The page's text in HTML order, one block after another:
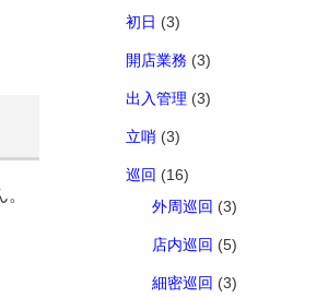
初日 (3)
開店業務 (3)
出入管理 (3)
立哨 (3)
巡回 (16)
外周巡回 (3)
店内巡回 (5)
細密巡回 (3)